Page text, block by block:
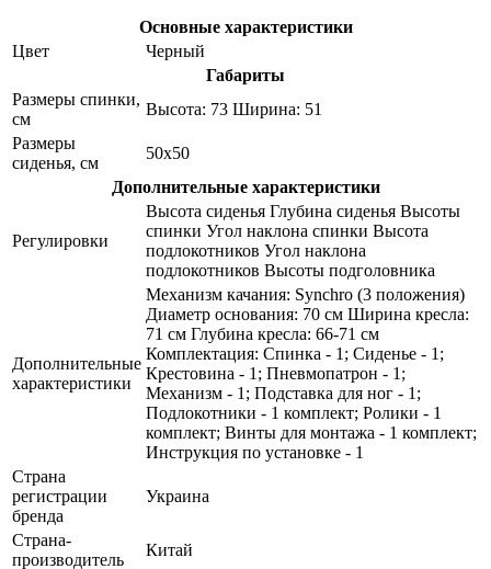
Основные характеристики
Цвет
Черный
Габариты
Размеры спинки,
см
Высота: 73 Ширина: 51
Размеры
сиденья, см
50x50
Дополнительные характеристики
Регулировки
Высота сиденья Глубина сиденья Высоты
спинки Угол наклона спинки Высота
подлокотников Угол наклона
подлокотников Высоты подголовника
Дополнительные
характеристики
Механизм качания: Synchro (3 положения)
Диаметр основания: 70 см Ширина кресла:
71 см Глубина кресла: 66-71 см
Комплектация: Спинка - 1; Сиденье - 1;
Крестовина - 1; Пневмопатрон - 1;
Механизм - 1; Подставка для ног - 1;
Подлокотники - 1 комплект; Ролики - 1
комплект; Винты для монтажа - 1 комплект;
Инструкция по установке - 1
Страна
регистрации
бренда
Украина
Страна-
производитель
Китай